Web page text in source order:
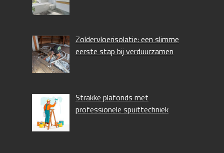
Zoldervloerisolatie: een slimme
eerste stap bij verduurzamen
Strakke plafonds met
professionele spuittechniek